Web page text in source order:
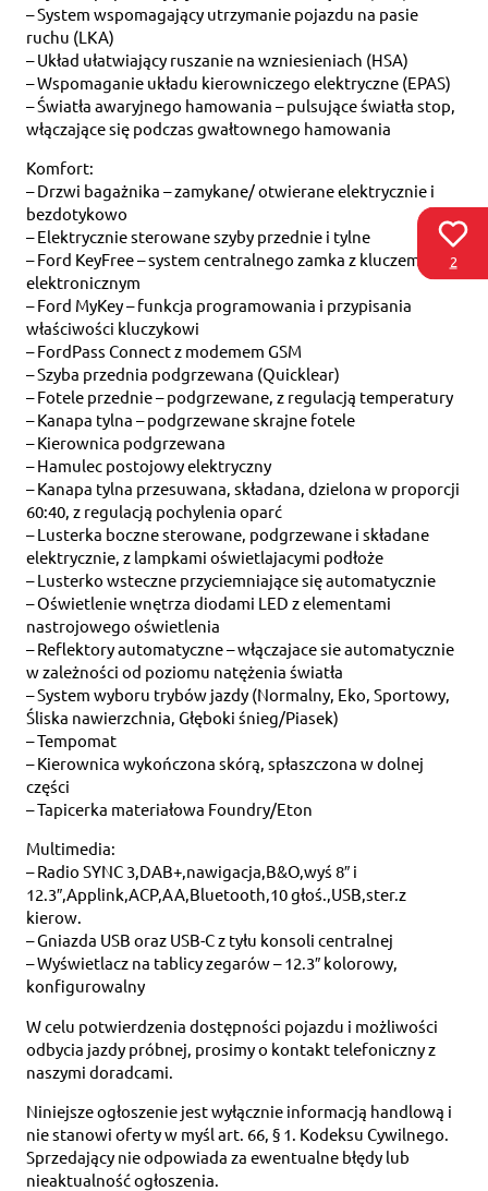
– System wspomagający utrzymanie pojazdu na pasie
ruchu (LKA)
– Układ ułatwiający ruszanie na wzniesieniach (HSA)
– Wspomaganie układu kierowniczego elektryczne (EPAS)
– Światła awaryjnego hamowania – pulsujące światła stop,
włączające się podczas gwałtownego hamowania
Komfort:
– Drzwi bagażnika – zamykane/ otwierane elektrycznie i
bezdotykowo
– Elektrycznie sterowane szyby przednie i tylne
– Ford KeyFree – system centralnego zamka z kluczem
elektronicznym
– Ford MyKey – funkcja programowania i przypisania
właściwości kluczykowi
– FordPass Connect z modemem GSM
– Szyba przednia podgrzewana (Quicklear)
– Fotele przednie – podgrzewane, z regulacją temperatury
– Kanapa tylna – podgrzewane skrajne fotele
– Kierownica podgrzewana
– Hamulec postojowy elektryczny
– Kanapa tylna przesuwana, składana, dzielona w proporcji
60:40, z regulacją pochylenia oparć
– Lusterka boczne sterowane, podgrzewane i składane
elektrycznie, z lampkami oświetlajacymi podłoże
– Lusterko wsteczne przyciemniające się automatycznie
– Oświetlenie wnętrza diodami LED z elementami
nastrojowego oświetlenia
– Reflektory automatyczne – włączajace sie automatycznie
w zależności od poziomu natężenia światła
– System wyboru trybów jazdy (Normalny, Eko, Sportowy,
Śliska nawierzchnia, Głęboki śnieg/Piasek)
– Tempomat
– Kierownica wykończona skórą, spłaszczona w dolnej
części
– Tapicerka materiałowa Foundry/Eton
Multimedia:
– Radio SYNC 3,DAB+,nawigacja,B&O,wyś 8″ i
12.3″,Applink,ACP,AA,Bluetooth,10 głoś.,USB,ster.z
kierow.
– Gniazda USB oraz USB-C z tyłu konsoli centralnej
– Wyświetlacz na tablicy zegarów – 12.3″ kolorowy,
konfigurowalny
W celu potwierdzenia dostępności pojazdu i możliwości
odbycia jazdy próbnej, prosimy o kontakt telefoniczny z
naszymi doradcami.
Niniejsze ogłoszenie jest wyłącznie informacją handlową i
nie stanowi oferty w myśl art. 66, § 1. Kodeksu Cywilnego.
Sprzedający nie odpowiada za ewentualne błędy lub
nieaktualność ogłoszenia.
2